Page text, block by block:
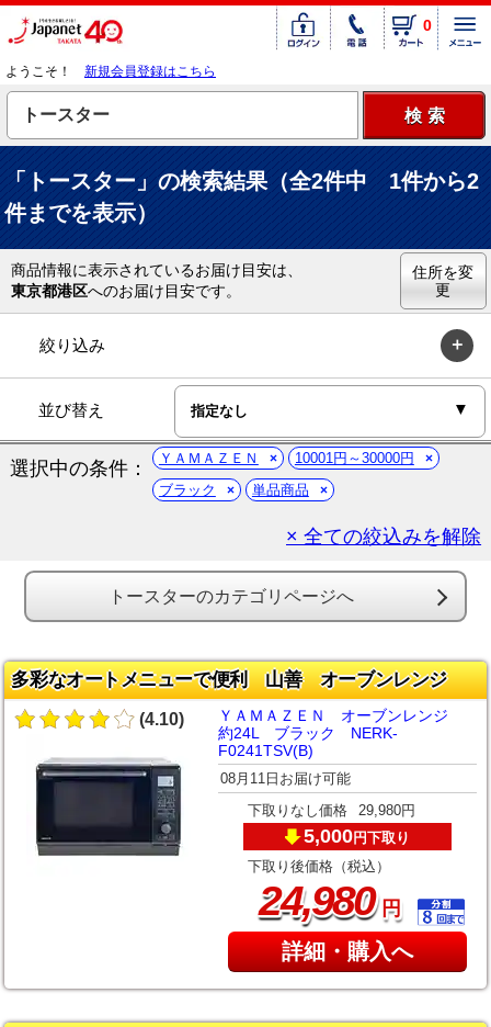
0
ようこそ！ 新規会員登録はこちら
「トースター」の検索結果（全2件中 1件から2
件までを表示）
商品情報に表示されているお届け目安は、
東京都港区へのお届け目安です。
住所を変
更
絞り込み
並び替え
選択中の条件： ＹＡＭＡＺＥＮ
10001円～30000円
ブラック
単品商品
× 全ての絞込みを解除
トースターのカテゴリページへ
多彩なオートメニューで便利 山善 オーブンレンジ
(4.10)
ＹＡＭＡＺＥＮ オーブンレンジ
約24L ブラック NERK-
F0241TSV(B)
08月11日お届け可能
下取りなし価格 29,980円
5,000円下取り
下取り後価格（税込）
24,980円
詳細・購入へ